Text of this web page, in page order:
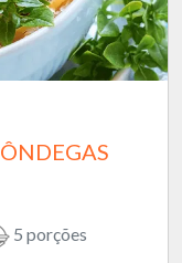
5 porções